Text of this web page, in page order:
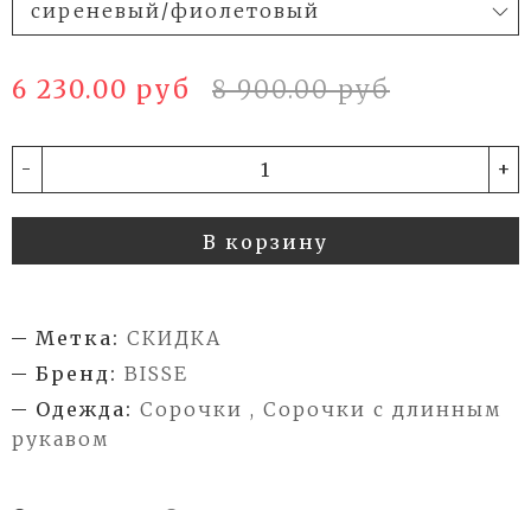
6 230.00 руб 8 900.00 руб
- +
В корзину
Метка: СКИДКА
Бренд: BISSE
Одежда: Сорочки , Сорочки с длинным
рукавом